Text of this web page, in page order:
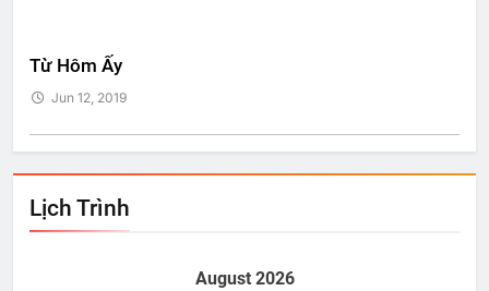
Từ Hôm Ấy
Jun 12, 2019
Lịch Trình
August 2026